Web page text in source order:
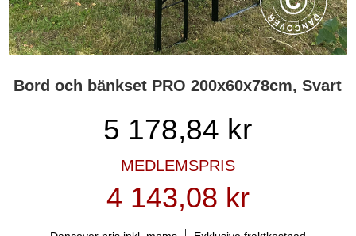
Bord och bänkset PRO 200x60x78cm, Svart
5 178,84 kr
MEDLEMSPRIS
4 143,08 kr